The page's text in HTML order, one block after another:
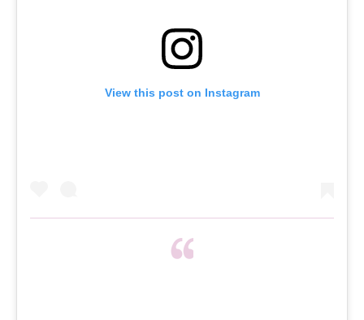
View this post on Instagram